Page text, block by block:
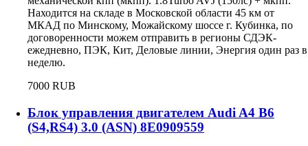
Находится на складе в Московской области 45 км от
МКАД по Минскому, Можайскому шоссе г. Кубинка, по
договоренности можем отправить в регионы СДЭК-
ежедневно, ПЭК, Кит, Деловые линии, Энергия один раз в
неделю.
7000 RUB
Блок управления двигателем Audi A4 B6
(S4,RS4) 3.0 (ASN) 8E0909559